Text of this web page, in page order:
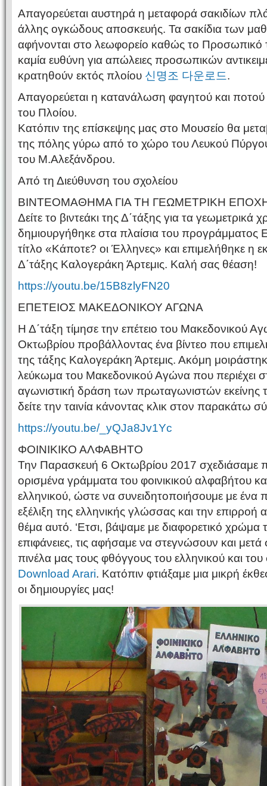
Απαγορεύεται αυστηρά η μεταφορά σακιδίων
άλλης ογκώδους αποσκευής. Τα σακίδια των
αφήνονται στο λεωφορείο καθώς το Προσωπικό
καμία ευθύνη για απώλειες προσωπικών
κρατηθούν εκτός πλοίου 신명조 다운로드.
Απαγορεύεται η κατανάλωση φαγητού και
του Πλοίου.
Κατόπιν της επίσκεψης μας στο Μουσείο θα
της πόλης γύρω από το χώρο του Λευκού
του Μ.Αλεξάνδρου.
Από τη Διεύθυνση του σχολείου
ΒΙΝΤΕΟΜΑΘΗΜΑ ΓΙΑ ΤΗ ΓΕΩΜΕΤΡΙΚΗ
Δείτε το βιντεάκι της Δ΄τάξης για τα γεωμετρικά
δημιουργήθηκε στα πλαίσια του προγράμματος
τίτλο «Κάποτε? οι Έλληνες» και επιμελήθηκε η
Δ΄τάξης Καλογεράκη Άρτεμις. Καλή σας θέαση!
https://youtu.be/15B8zlyFN20
ΕΠΕΤΕΙΟΣ ΜΑΚΕΔΟΝΙΚΟΥ ΑΓΩΝΑ
Η Δ΄τάξη τίμησε την επέτειο του Μακεδονικού
Οκτωβρίου προβάλλοντας ένα βίντεο που
της τάξης Καλογεράκη Άρτεμις. Ακόμη
λεύκωμα του Μακεδονικού Αγώνα που περιέχει
αγωνιστική δράση των πρωταγωνιστών εκείνης
δείτε την ταινία κάνοντας κλικ στον παρακάτω
https://youtu.be/_yQJa8Jv1Yc
ΦΟΙΝΙΚΙΚΟ ΑΛΦΑΒΗΤΟ
Την Παρασκευή 6 Οκτωβρίου 2017 σχεδιάσαμε
ορισμένα γράμματα του φοινικικού αλφαβήτου
ελληνικού, ώστε να συνειδητοποιήσουμε με ένα
εξέλιξη της ελληνικής γλώσσας και την επιρροή
θέμα αυτό. ‘Ετσι, βάψαμε με διαφορετικό χρώμα
επιφάνειες, τις αφήσαμε να στεγνώσουν και μετά
πινέλα μας τους φθόγγους του ελληνικού και του
Download Arari. Κατόπιν φτιάξαμε μια μικρή
οι δημιουργίες μας!